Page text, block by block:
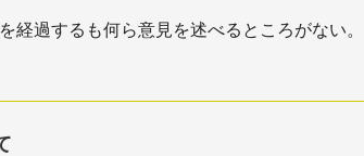
経過するも何ら意見を述べるところがない。